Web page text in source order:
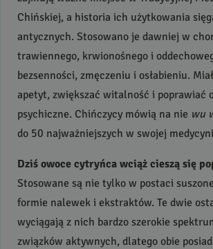
Chińskiej, a historia ich użytkowania
antycznych. Stosowano je dawniej w
trawiennego, krwionośnego i
bezsenności, zmęczeniu i osłabieniu.
apetyt, zwiększać witalność i poprawiać
psychiczne. Chińczycy mówią na nie wu
do 50 najważniejszych w swojej
Dziś owoce cytryńca wciąż cieszą się
Stosowane są nie tylko w postaci
formie nalewek i ekstraktów. Te dwie
wyciągają z nich bardzo szerokie
związków aktywnych, dlatego obie